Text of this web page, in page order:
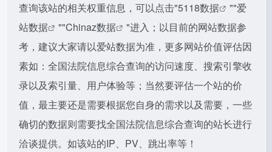
查询该站的相关权重信息，可以点击"5118数据 ""爱
站数据
""Chinaz数据
"进入；以目前的网站数据参
考，建议大家请以爱站数据为准，更多网站价值评估因
素如：全国法院信息综合查询的访问速度、搜索引擎收
录以及索引量、用户体验等；当然要评估一个站的价
值，最主要还是需要根据您自身的需求以及需要，一些
确切的数据则需要找全国法院信息综合查询的站长进行
洽谈提供。如该站的IP、PV、跳出率等！